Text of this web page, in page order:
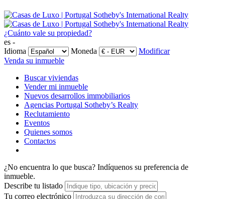
¿Cuánto vale su propiedad?
es -
Idioma
Moneda
Modificar
Venda su inmueble
Buscar viviendas
Vender mi inmueble
Nuevos desarrollos immobiliarios
Agencias Portugal Sotheby’s Realty
Reclutamiento
Eventos
Quienes somos
Contactos
¿No encuentra lo que busca? Indíquenos su preferencia de
inmueble.
Describe tu listado
Tu correo electrónico